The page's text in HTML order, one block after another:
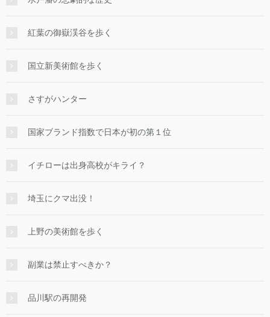
紅葉の御嶽渓谷を歩く
国立新美術館を歩く
さすがハンター
国家ブランド指数で日本が初の第１位
イチローは出身高校がキライ？
埼玉にクマ出没！
上野の美術館を歩く
副業は禁止すべきか？
品川駅の再開発